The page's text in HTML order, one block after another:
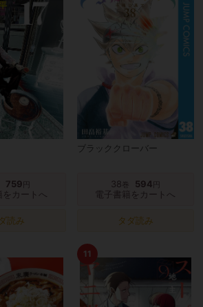
759 円
をカートへ
読み
ブラッククローバー
38 巻 594 円
電子書籍をカートへ
タダ読み
11